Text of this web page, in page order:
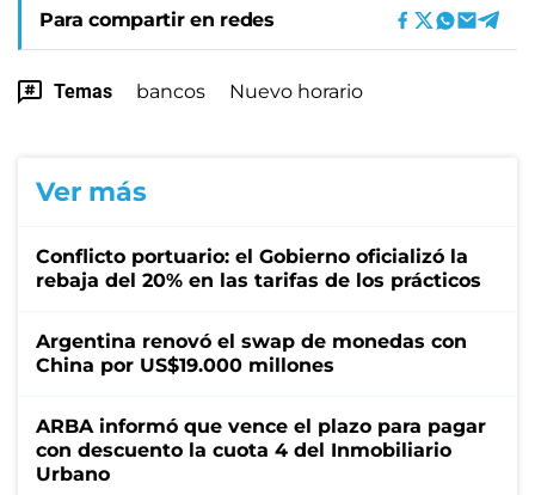
Para compartir en redes
Temas bancos Nuevo horario
Ver más
Conflicto portuario: el Gobierno oficializó la
rebaja del 20% en las tarifas de los prácticos
Argentina renovó el swap de monedas con
China por US$19.000 millones
ARBA informó que vence el plazo para pagar
con descuento la cuota 4 del Inmobiliario
Urbano